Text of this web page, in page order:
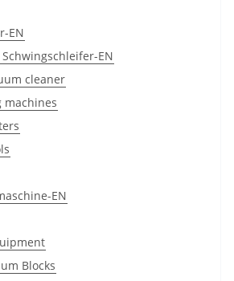
EN
EN
cleaner
machines
EN
Blocks